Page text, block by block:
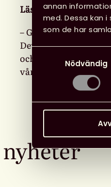
annan
med. Dessa kan
som de har
Nödvändig
Läs mer på
– Glädjande med
Det starka fokus på
och skolbibliotek
vår